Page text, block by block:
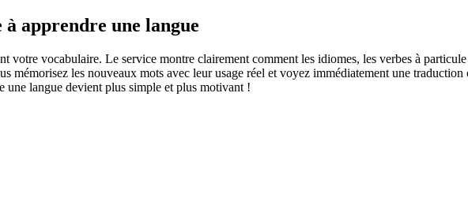
apprendre une langue
votre vocabulaire. Le service montre clairement comment les idiomes, les verbes à
mémorisez les nouveaux mots avec leur usage réel et voyez immédiatement une
langue devient plus simple et plus motivant !